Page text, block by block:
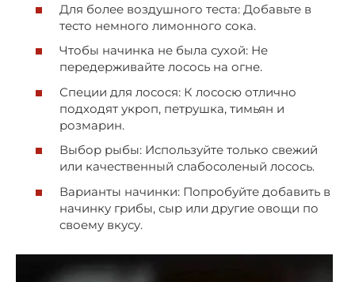
Для более воздушного теста: Добавьте в
тесто немного лимонного сока.
Чтобы начинка не была сухой: Не
передерживайте лосось на огне.
Специи для лосося: К лососю отлично
подходят укроп, петрушка, тимьян и
розмарин.
Выбор рыбы: Используйте только свежий
или качественный слабосоленый лосось.
Варианты начинки: Попробуйте добавить в
начинку грибы, сыр или другие овощи по
своему вкусу.